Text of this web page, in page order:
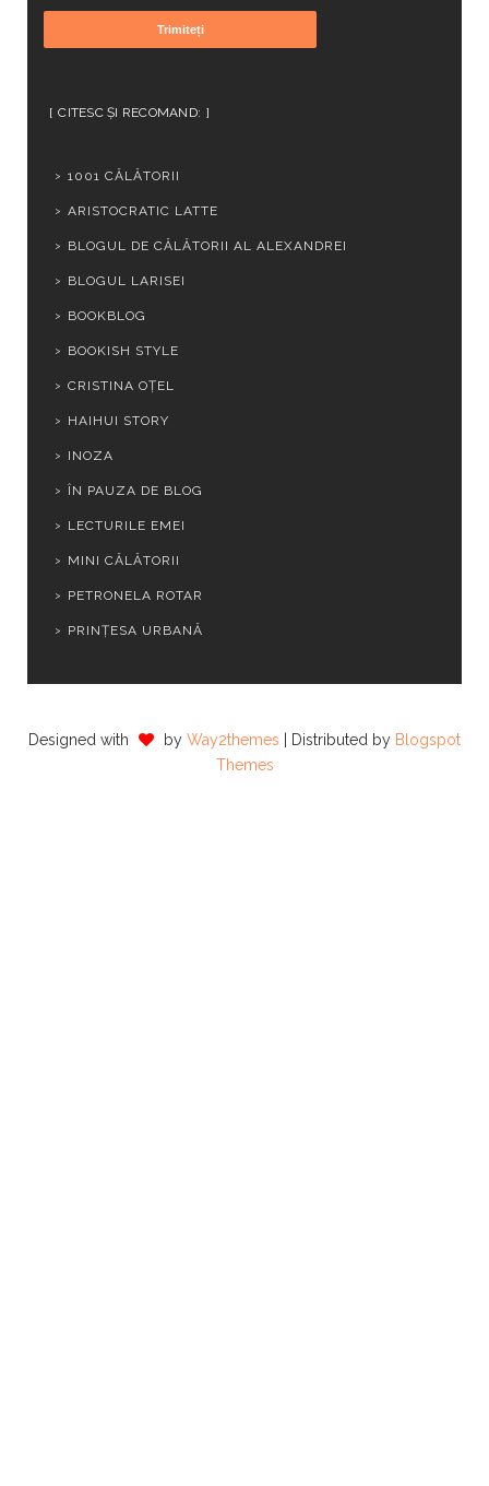
CITESC ȘI RECOMAND:
1001 CĂLĂTORII
ARISTOCRATIC LATTE
BLOGUL DE CĂLĂTORII AL ALEXANDREI
BLOGUL LARISEI
BOOKBLOG
BOOKISH STYLE
CRISTINA OȚEL
HAIHUI STORY
INOZA
ÎN PAUZA DE BLOG
LECTURILE EMEI
MINI CĂLĂTORII
PETRONELA ROTAR
PRINȚESA URBANĂ
Designed with by Way2themes | Distributed by Blogspot
Themes